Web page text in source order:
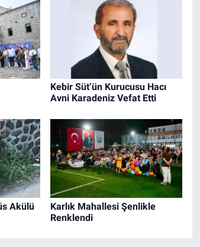
Kebir Süt’ün Kurucusu Hacı
Avni Karadeniz Vefat Etti
Akülü
Karlık Mahallesi Şenlikle
Renklendi